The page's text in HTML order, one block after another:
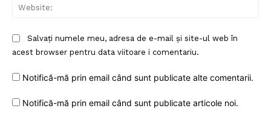
Salvați numele meu, adresa de e-mail și site-ul web în
acest browser pentru data viitoare i comentariu.
Notifică-mă prin email când sunt publicate alte comentarii.
Notifică-mă prin email când sunt publicate articole noi.